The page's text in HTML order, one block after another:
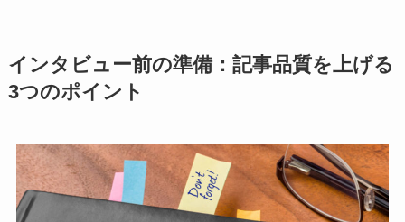
インタビュー前の準備：記事品質を上げる
3つのポイント